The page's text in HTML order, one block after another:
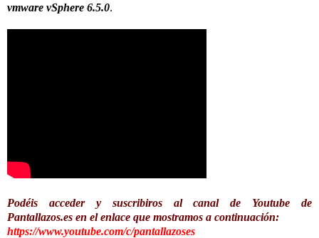
vmware vSphere 6.5.0.
Podéis acceder y suscribiros al canal de Youtube de
Pantallazos.es en el enlace que mostramos a continuación:
https://www.youtube.com/c/pantallazoses